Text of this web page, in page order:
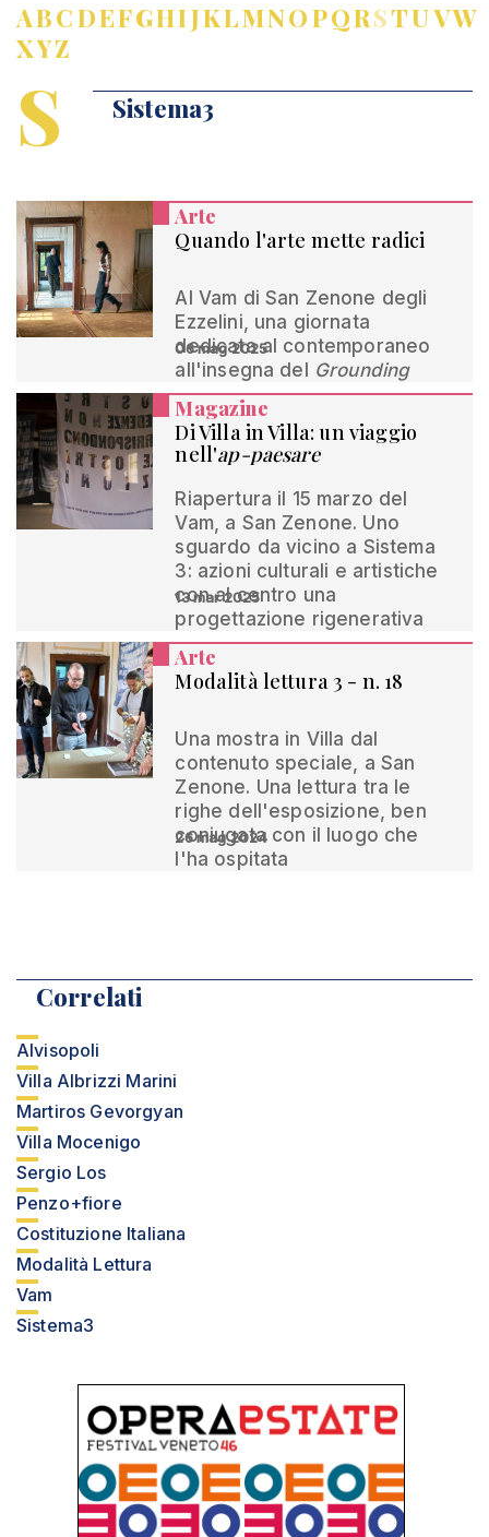
ABCDEFGHIJKLMNOPQRSTUVW
XYZ
S Sistema3
Arte
Quando l'arte mette radici
Al Vam di San Zenone degli
Ezzelini, una giornata
dedicata al contemporaneo
all'insegna del
Grounding
06 mag 2025
Magazine
Di Villa in Villa: un viaggio
nell'ap-paesare
Riapertura il 15 marzo del
Vam, a San Zenone. Uno
sguardo da vicino a Sistema
3: azioni culturali e artistiche
con al centro una
progettazione rigenerativa
13 mar 2025
Arte
Modalità lettura 3 - n. 18
Una mostra in Villa dal
contenuto speciale, a San
Zenone. Una lettura tra le
righe dell'esposizione, ben
coniugata con il luogo che
l'ha ospitata
26 mag 2024
Correlati
Alvisopoli
Villa Albrizzi Marini
Martiros Gevorgyan
Villa Mocenigo
Sergio Los
Penzo+fiore
Costituzione Italiana
Modalità Lettura
Vam
Sistema3